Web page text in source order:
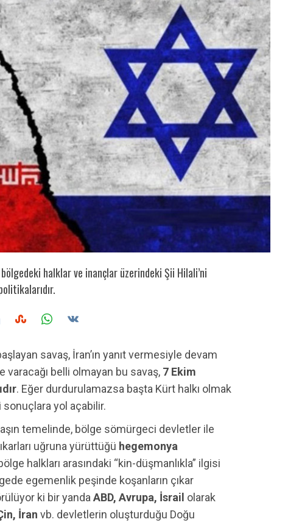
bölgedeki halklar ve inançlar üzerindeki Şii Hilali’ni
savaş, İran’ın yanıt vermesiyle devam
varacağı belli olmayan bu savaş, 7 Ekim
. Eğer durdurulamazsa başta Kürt halkı olmak
sonuçlara yol açabilir.
temelinde, bölge sömürgeci devletler ile
uğruna yürüttüğü hegemonya
halkları arasındaki “kin-düşmanlıkla” ilgisi
egemenlik peşinde koşanların çıkar
ki bir yandaABD, Avrupa, İsrail olarak
İran vb. devletlerin oluşturduğu Doğu